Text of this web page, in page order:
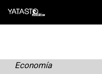
Skip
Economía